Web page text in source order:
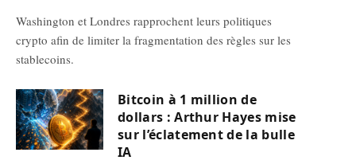
Washington et Londres rapprochent leurs politiques
crypto afin de limiter la fragmentation des règles sur les
stablecoins.
Bitcoin à 1 million de
dollars : Arthur Hayes mise
sur l’éclatement de la bulle
IA